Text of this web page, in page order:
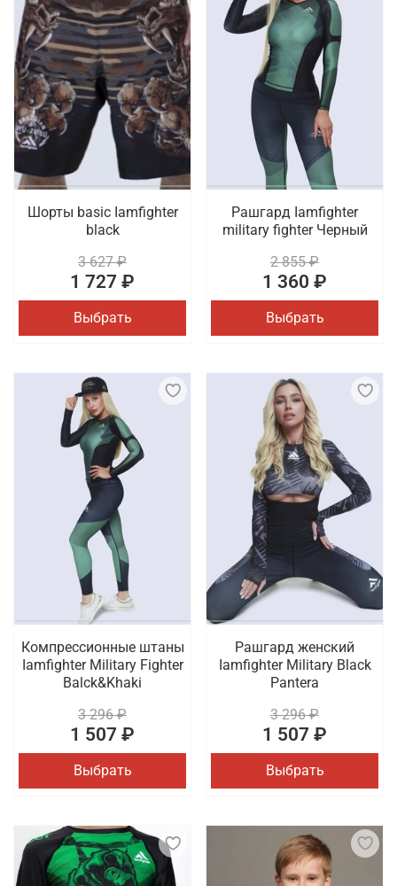
Шорты basic Iamfighter
black
3 627 ₽
1 727 ₽
Выбрать
Рашгард Iamfighter
military fighter Черный
2 855 ₽
1 360 ₽
Выбрать
Компрессионные штаны
Iamfighter Military Fighter
Balck&Khaki
3 296 ₽
1 507 ₽
Выбрать
Рашгард женский
Iamfighter Military Black
Pantera
3 296 ₽
1 507 ₽
Выбрать